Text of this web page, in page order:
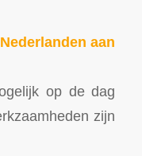
aan
op de dag
zijn